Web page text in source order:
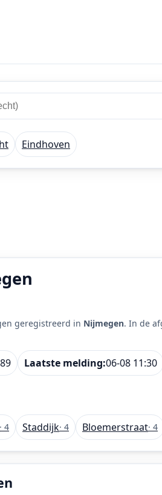
Eindhoven
geregistreerd in Nijmegen. In de
Laatste melding:06-08 11:30
· 4 Staddijk· 4 Bloemerstraat· 4